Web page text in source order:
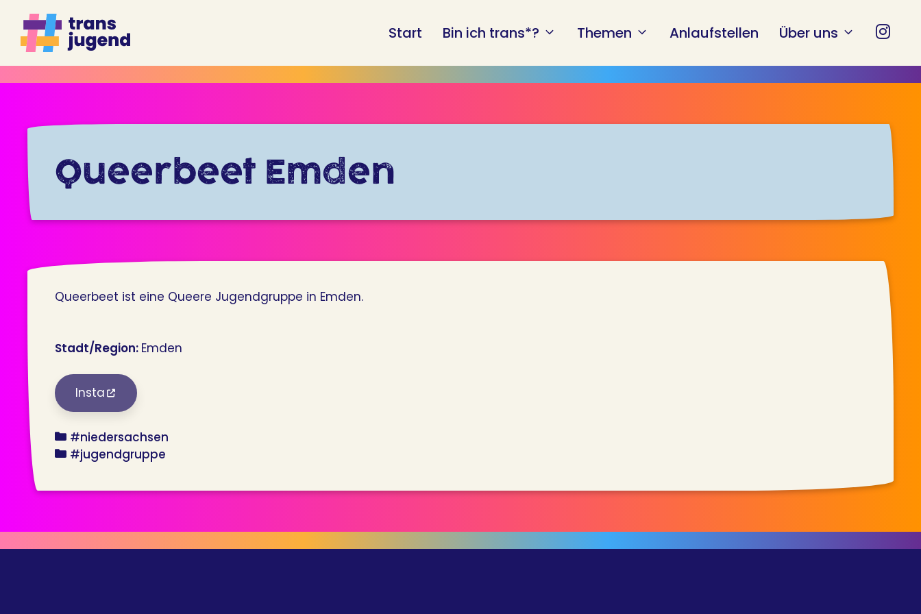
Inhalt
springen
Start Bin ich trans*? Themen Anlaufstellen Über uns
Queerbeet Emden
Queerbeet ist eine Queere Jugendgruppe in Emden.
Stadt/Region: Emden
Insta
bundesland
#niedersachsen
angebot
#jugendgruppe